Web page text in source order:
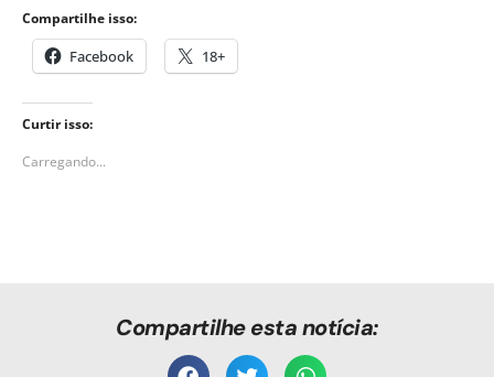
Compartilhe isso:
Facebook 18+
Curtir isso:
Carregando...
Compartilhe esta notícia: